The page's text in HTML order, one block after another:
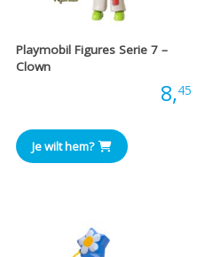
Playmobil Figures Serie 7 –
Clown
8,45
Je wilt hem?